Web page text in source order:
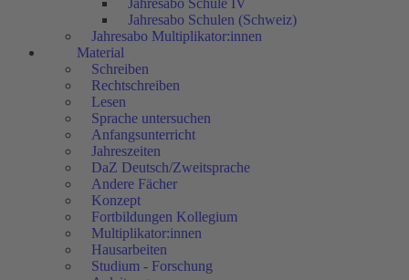
Jahresabo Schulen (Schweiz)
Jahresabo Multiplikator:innen
Material
Schreiben
Rechtschreiben
Lesen
Sprache untersuchen
Anfangsunterricht
Jahreszeiten
DaZ Deutsch/Zweitsprache
Andere Fächer
Konzept
Fortbildungen Kollegium
Multiplikator:innen
Hausarbeiten
Studium - Forschung